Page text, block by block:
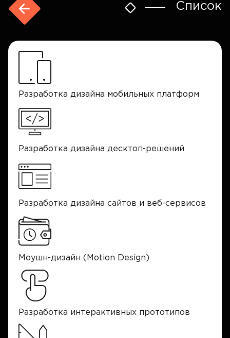
Список
Разработка дизайна мобильных платформ
Разработка дизайна десктоп-решений
Разработка дизайна сайтов и веб-сервисов
Моушн-дизайн (Motion Design)
Разработка интерактивных прототипов